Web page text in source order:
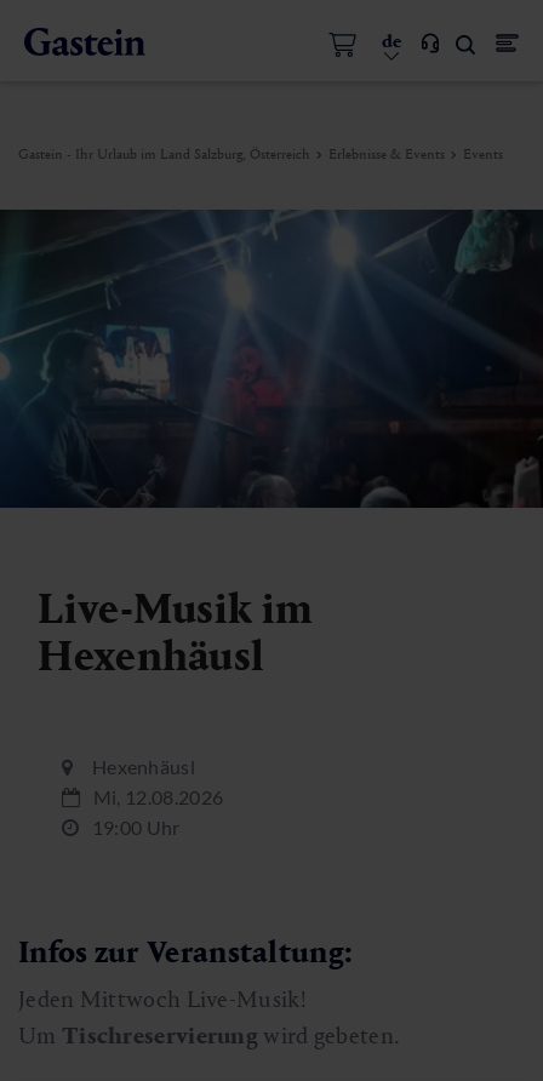
de
Gastein - Ihr Urlaub im Land Salzburg, Österreich Erlebnisse & Events Events
Live-Musik im
Hexenhäusl
Hexenhäusl
Mi, 12.08.2026
19:00 Uhr
Infos zur Veranstaltung:
Jeden Mittwoch Live-Musik!
Um Tischreservierung wird gebeten.